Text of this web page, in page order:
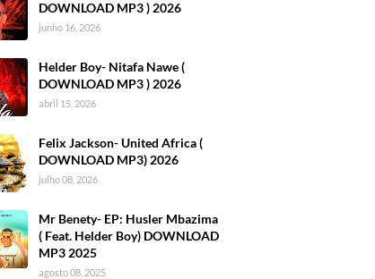
DOWNLOAD MP3 ) 2026
junho 16, 2026
Helder Boy- Nitafa Nawe (
DOWNLOAD MP3 ) 2026
abril 15, 2026
Felix Jackson- United Africa (
DOWNLOAD MP3) 2026
julho 08, 2026
Mr Benety- EP: Husler Mbazima
( Feat. Helder Boy) DOWNLOAD
MP3 2025
agosto 08, 2025